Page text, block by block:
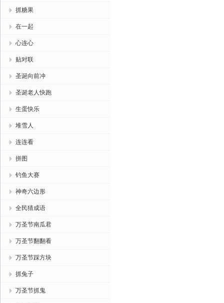
抓糖果
在一起
心连心
贴对联
圣诞向前冲
圣诞老人快跑
生蛋快乐
堆雪人
连连看
拼图
钓鱼大赛
神奇六边形
全民猜成语
万圣节南瓜君
万圣节翻翻看
万圣节踩方块
抓兔子
万圣节抓鬼